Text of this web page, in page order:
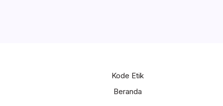
Kode Etik
Beranda